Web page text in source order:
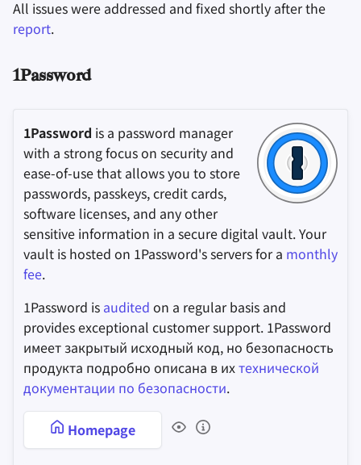
All issues were addressed and fixed shortly after the
report.
1Password
1Password is a password manager
with a strong focus on security and
ease-of-use that allows you to store
passwords, passkeys, credit cards,
software licenses, and any other
sensitive information in a secure digital vault. Your
vault is hosted on 1Password's servers for a monthly
fee.
1Password is audited on a regular basis and
provides exceptional customer support. 1Password
имеет закрытый исходный код, но безопасность
продукта подробно описана в ихтехнической
документации по безопасности.
Homepage